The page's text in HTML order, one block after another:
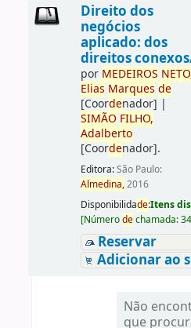
Direito dos
negócios
aplicado: dos
direitos
por MEDEIROS
Elias Marques de
[Coordenador] |
SIMÃO FILHO,
Adalberto
[Coordenador].
Editora:São Paulo:
Almedina,2016
Disponibilidade:Itens
[Númerodechamada:
Reservar
Adicionar ao
Não
que